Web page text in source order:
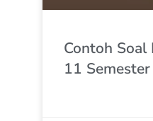
Contoh Soal
11